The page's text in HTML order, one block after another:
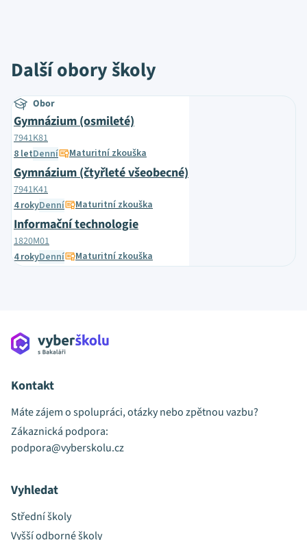
Další obory školy
Obor
Gymnázium (osmileté)
7941K81
8 letDenní Maturitní zkouška
Gymnázium (čtyřleté všeobecné)
7941K41
4 rokyDenní Maturitní zkouška
Informační technologie
1820M01
4 rokyDenní Maturitní zkouška
Kontakt
Máte zájem o spolupráci, otázky nebo zpětnou vazbu?
Zákaznická podpora:
podpora@vyberskolu.cz
Vyhledat
Střední školy
Vyšší odborné školy